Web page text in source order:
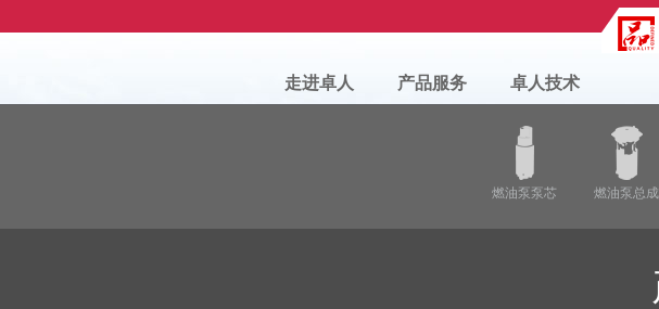
走进卓人 产品服务
燃油泵泵芯 燃油泵总成
卓人技术